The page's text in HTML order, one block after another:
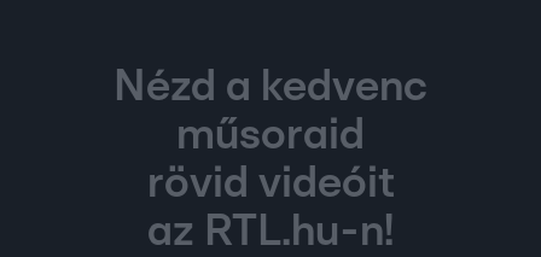
Nézd a kedvenc
műsoraid
rövid videóit
az RTL.hu-n!